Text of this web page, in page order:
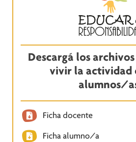
Descargá los
vivir la actividad
alumnos/
Ficha docente
Ficha alumno/a